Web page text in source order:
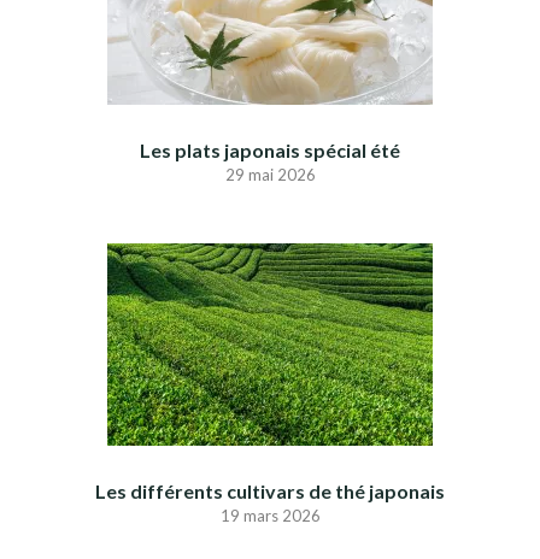
Les plats japonais spécial été
29 mai 2026
Les différents cultivars de thé japonais
19 mars 2026